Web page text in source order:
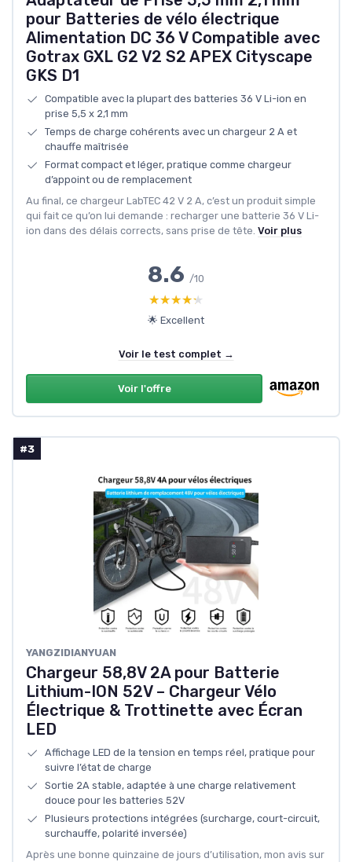
pour Batteries de vélo électrique
Alimentation DC 36 V Compatible avec
Gotrax GXL G2 V2 S2 APEX Cityscape
GKS D1
Compatible avec la plupart des batteries 36 V Li-ion en
prise 5,5 x 2,1 mm
Temps de charge cohérents avec un chargeur 2 A et
chauffe maîtrisée
Format compact et léger, pratique comme chargeur
d’appoint ou de remplacement
Au final, ce chargeur LabTEC 42 V 2 A, c’est un produit simple
qui fait ce qu’on lui demande : recharger une batterie 36 V Li-
ion dans des délais corrects, sans prise de tête. Voir plus
8.6 /10
★★★★★
★★★★★
🌟 Excellent
Voir le test complet →
Voir l'offre
#3
YANGZIDIANYUAN
Chargeur 58,8V 2A pour Batterie
Lithium-ION 52V – Chargeur Vélo
Électrique & Trottinette avec Écran
LED
Affichage LED de la tension en temps réel, pratique pour
suivre l’état de charge
Sortie 2A stable, adaptée à une charge relativement
douce pour les batteries 52V
Plusieurs protections intégrées (surcharge, court-circuit,
surchauffe, polarité inversée)
Après une bonne quinzaine de jours d’utilisation, mon avis sur